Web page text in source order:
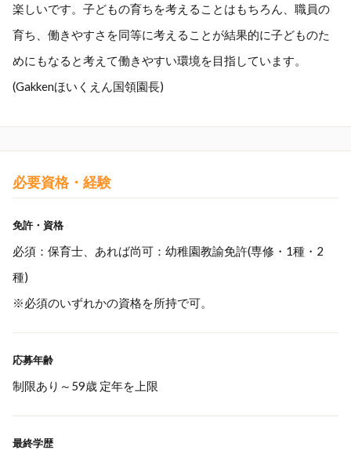
楽しいです。子どもの育ちを考えることはもちろん、職員の
育ち、働きやすさを同等に考えることが結果的に子どものた
めにもなると考えて働きやすい環境を目指しています。
(Gakkenほいくえん国領園長)
必要資格・経験
免許・資格
必須：保育士、あれば尚可：幼稚園教諭免許(専修・1種・2
種)
※必須のいずれかの資格を所持で可。
応募年齢
制限あり～59歳 定年を上限
最終学歴